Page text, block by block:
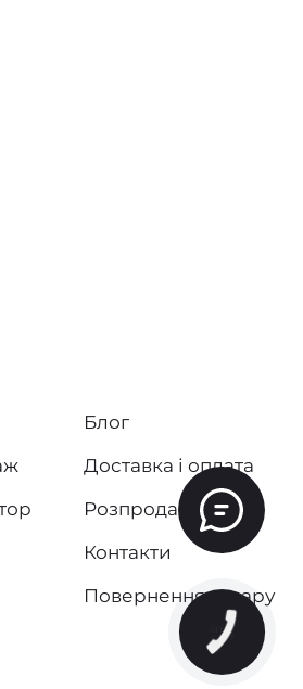
Блог
Доставка і оплата
Розпродаж
Контакти
Повернення товару